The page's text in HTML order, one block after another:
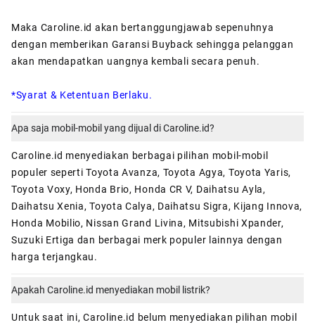
Maka Caroline.id akan bertanggungjawab sepenuhnya
dengan memberikan Garansi Buyback sehingga pelanggan
akan mendapatkan uangnya kembali secara penuh.
*Syarat & Ketentuan Berlaku.
Apa saja mobil-mobil yang dijual di Caroline.id?
Caroline.id menyediakan berbagai pilihan mobil-mobil
populer seperti Toyota Avanza, Toyota Agya, Toyota Yaris,
Toyota Voxy, Honda Brio, Honda CR V, Daihatsu Ayla,
Daihatsu Xenia, Toyota Calya, Daihatsu Sigra, Kijang Innova,
Honda Mobilio, Nissan Grand Livina, Mitsubishi Xpander,
Suzuki Ertiga dan berbagai merk populer lainnya dengan
harga terjangkau.
Apakah Caroline.id menyediakan mobil listrik?
Untuk saat ini, Caroline.id belum menyediakan pilihan mobil